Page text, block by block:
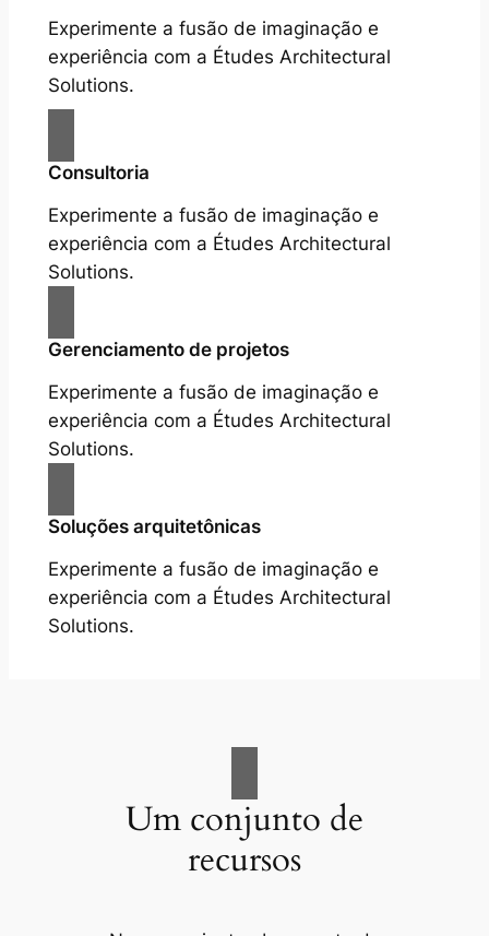
Experimente a fusão de imaginação e
experiência com a Études Architectural
Solutions.
Consultoria
Experimente a fusão de imaginação e
experiência com a Études Architectural
Solutions.
Gerenciamento de projetos
Experimente a fusão de imaginação e
experiência com a Études Architectural
Solutions.
Soluções arquitetônicas
Experimente a fusão de imaginação e
experiência com a Études Architectural
Solutions.
Um conjunto de
recursos